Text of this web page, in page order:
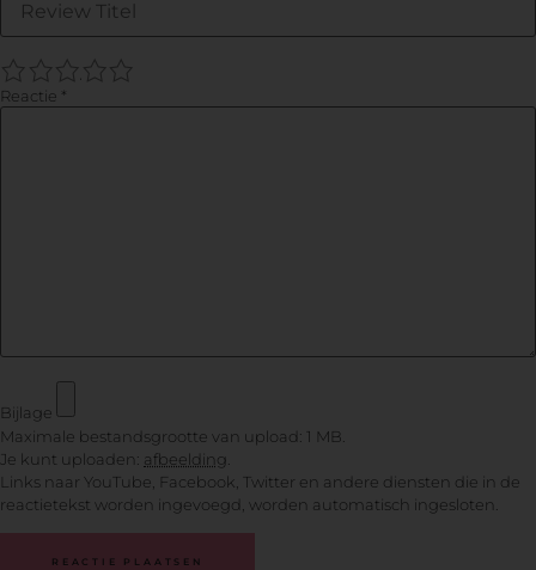
5
4
3
2
Reactie *
Bijlage
Maximale bestandsgrootte van upload: 1 MB.
Je kunt uploaden: afbeelding
Links naar YouTube, Facebook, Twitter en andere diensten die in de
reactietekst worden ingevoegd, worden automatisch ingesloten.